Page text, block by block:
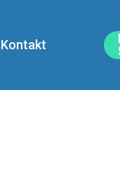
Kontakt